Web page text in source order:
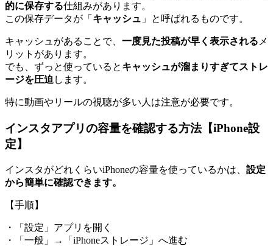
的に保存する仕組みがあります。
この保存データが「 キャッシュ 」と呼ばれるものです。
キャッシュがあることで、 一度見た投稿が早く表示される メ
リットがあります。
でも、ずっと使っていると キャッシュが溜まりすぎてストレ
ージを圧迫 します。
特に動画やリールの視聴が多い人は注意が必要です。
インスタアプリの容量を確認する方法【iPhone設
定】
インスタがどれくらいiPhoneの容量を使っているかは、 設定
から簡単に確認できます。
【手順】
・「設定」アプリを開く
・「一般」→「iPhoneストレージ」へ進む